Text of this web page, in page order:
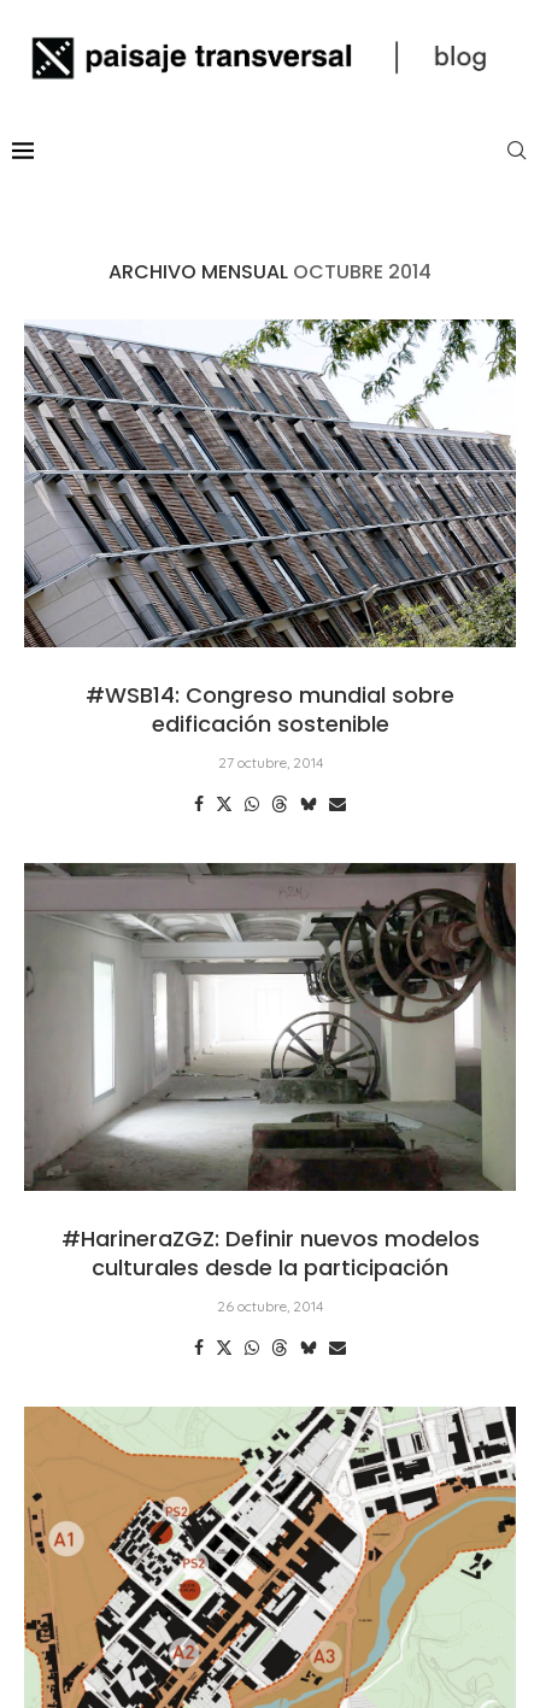
ARCHIVO MENSUAL OCTUBRE 2014
#WSB14: Congreso mundial sobre
edificación sostenible
27 octubre, 2014
#HarineraZGZ: Definir nuevos modelos
culturales desde la participación
26 octubre, 2014